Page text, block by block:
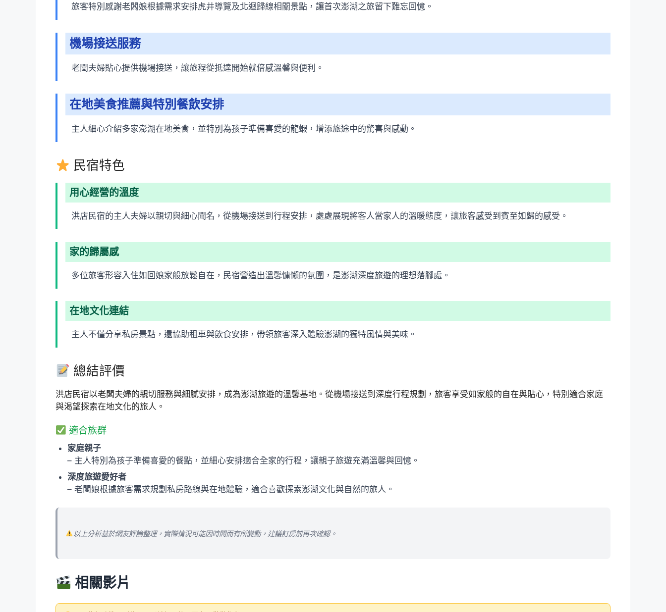
旅客特別感謝老闆娘根據需求安排虎井導覽及北迴歸線相關景點，讓首次澎湖之旅留下難忘回憶。
機場接送服務
老闆夫婦貼心提供機場接送，讓旅程從抵達開始就倍感溫馨與便利。
在地美食推薦與特別餐飲安排
主人細心介紹多家澎湖在地美食，並特別為孩子準備喜愛的龍蝦，增添旅途中的驚喜與感動。
民宿特色
用心經營的溫度
洪店民宿的主人夫婦以親切與細心聞名，從機場接送到行程安排，處處展現將客人當家人的溫暖態度，讓旅客感受到賓至如歸的感受。
家的歸屬感
多位旅客形容入住如回娘家般放鬆自在，民宿營造出溫馨慵懶的氛圍，是澎湖深度旅遊的理想落腳處。
在地文化連結
主人不僅分享私房景點，還協助租車與飲食安排，帶領旅客深入體驗澎湖的獨特風情與美味。
總結評價
洪店民宿以老闆夫婦的親切服務與細膩安排，成為澎湖旅遊的溫馨基地。從機場接送到深度行程規劃，旅客享受如家般的自在與貼心，特別適合家庭
與渴望探索在地文化的旅人。
適合族群
家庭親子
– 主人特別為孩子準備喜愛的餐點，並細心安排適合全家的行程，讓親子旅遊充滿溫馨與回憶。
深度旅遊愛好者
– 老闆娘根據旅客需求規劃私房路線與在地體驗，適合喜歡探索澎湖文化與自然的旅人。
以上分析基於網友評論整理，實際情況可能因時間而有所變動，建議訂房前再次確認。
相關影片